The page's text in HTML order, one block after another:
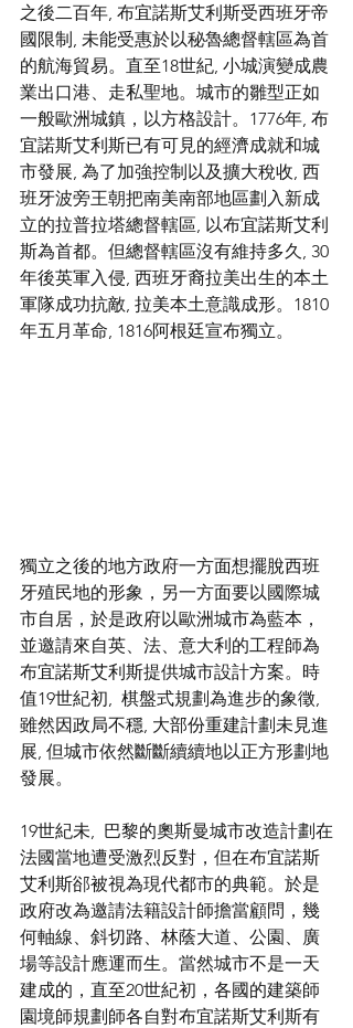
之後二百年, 布宜諾斯艾利斯受西班牙帝
國限制, 未能受惠於以秘魯總督轄區為首
的航海貿易。直至18世紀, 小城演變成農
業出口港、走私聖地。城市的雛型正如
一般歐洲城鎮，以方格設計。1776年, 布
宜諾斯艾利斯已有可見的經濟成就和城
市發展, 為了加強控制以及擴大稅收, 西
班牙波旁王朝把南美南部地區劃入新成
立的拉普拉塔總督轄區, 以布宜諾斯艾利
斯為首都。但總督轄區沒有維持多久, 30
年後英軍入侵, 西班牙裔拉美出生的本土
軍隊成功抗敵, 拉美本土意識成形。1810
年五月革命, 1816阿根廷宣布獨立。
獨立之後的地方政府一方面想擺脫西班
牙殖民地的形象，另一方面要以國際城
市自居，於是政府以歐洲城市為藍本，
並邀請來自英、法、意大利的工程師為
布宜諾斯艾利斯提供城市設計方案。時
值19世紀初,  棋盤式規劃為進步的象徵,
雖然因政局不穩, 大部份重建計劃未見進
展, 但城市依然斷斷續續地以正方形劃地
發展。
19世紀未,  巴黎的奧斯曼城市改造計劃在
法國當地遭受激烈反對，但在布宜諾斯
艾利斯郤被視為現代都市的典範。於是
政府改為邀請法籍設計師擔當顧問，幾
何軸線、斜切路、林蔭大道、公園、廣
場等設計應運而生。當然城市不是一天
建成的，直至20世紀初，各國的建築師
園境師規劃師各自對布宜諾斯艾利斯有